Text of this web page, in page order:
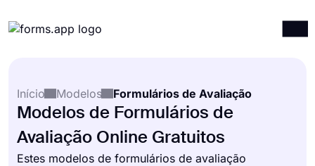
Integrações
Recursos
Início
Modelos Formulários de Avaliação
Modelos de Formulários de
Avaliação Online Gratuitos
Estes modelos de formulários de avaliação